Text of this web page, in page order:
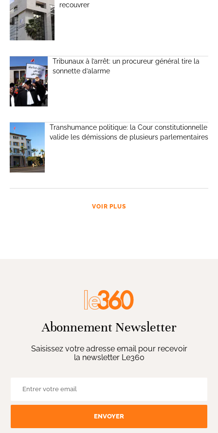
recouvrer
Tribunaux à l’arrêt: un procureur général tire la
sonnette d’alarme
Transhumance politique: la Cour constitutionnelle
valide les démissions de plusieurs parlementaires
VOIR PLUS
Abonnement Newsletter
Saisissez votre adresse email pour recevoir
la newsletter Le360
ENVOYER